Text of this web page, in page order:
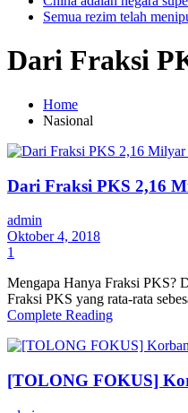
Semua rezim telah
Dari Fraksi
Home
Nasional
Dari Fraksi PKS 2,16
admin
Oktober 4, 2018
1
Mengapa Hanya Fraksi PKS?
Fraksi PKS yang rata-rata
Complete Reading
[TOLONG FOKUS]